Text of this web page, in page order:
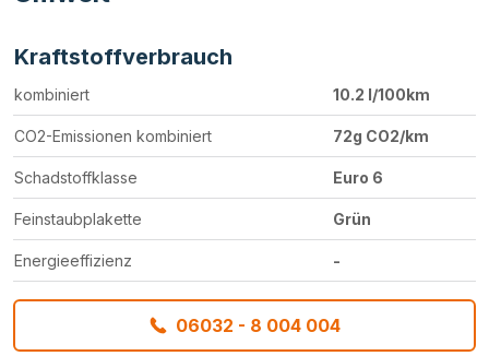
Kraftstoffverbrauch
kombiniert 10.2 l/100km
CO2-Emissionen kombiniert 72g CO2/km
Schadstoffklasse Euro 6
Feinstaubplakette Grün
Energieeffizienz -
06032 - 8 004 004